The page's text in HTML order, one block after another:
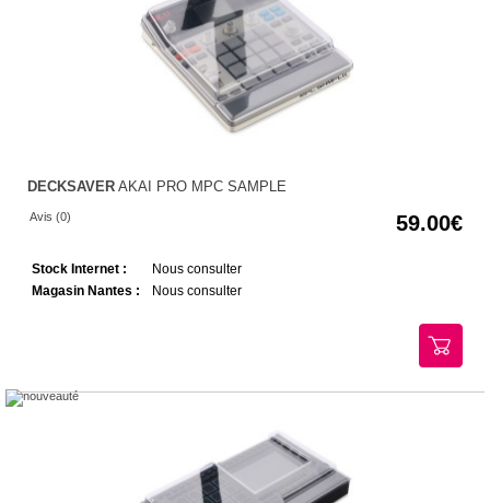
DECKSAVER AKAI PRO MPC SAMPLE
Avis (0) 59.00
Stock Internet :
Nous consulter
Magasin Nantes :
Nous consulter